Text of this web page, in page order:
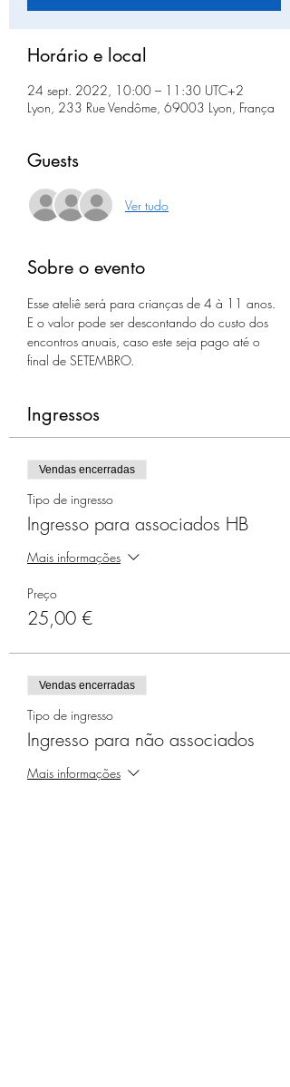
Horário e local
24 sept. 2022, 10:00 – 11:30 UTC+2
Lyon, 233 Rue Vendôme, 69003 Lyon, França
Guests
Ver tudo
Sobre o evento
Esse ateliê será para crianças de 4 à 11 anos.
E o valor pode ser descontando do custo dos
encontros anuais, caso este seja pago até o
final de SETEMBRO.
Ingressos
Vendas encerradas
Tipo de ingresso
Ingresso para associados HB
Mais informações
Preço
25,00 €
Vendas encerradas
Tipo de ingresso
Ingresso para não associados
Mais informações